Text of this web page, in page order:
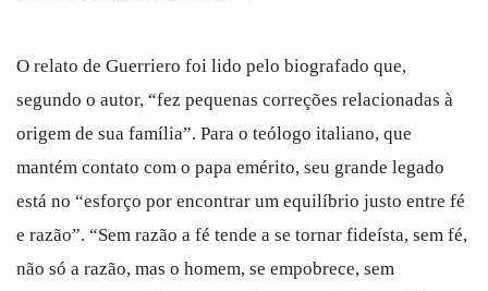
O relato de Guerriero foi lido pelo biografado que,
segundo o autor, “fez pequenas correções relacionadas à
origem de sua família”. Para o teólogo italiano, que
mantém contato com o papa emérito, seu grande legado
está no “esforço por encontrar um equilíbrio justo entre fé
e razão”. “Sem razão a fé tende a se tornar fideísta, sem fé,
não só a razão, mas o homem, se empobrece, sem